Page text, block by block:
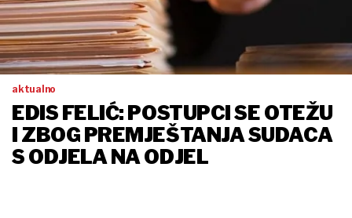
aktualno
EDIS FELIĆ: POSTUPCI SE OTEŽU
I ZBOG PREMJEŠTANJA SUDACA
S ODJELA NA ODJEL